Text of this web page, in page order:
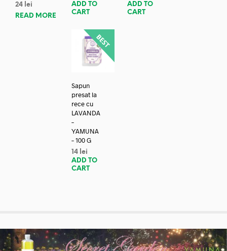
24 lei
READ MORE
ADD TO
CART
ADD TO
CART
Sapun
presat la
rece cu
LAVANDA
–
YAMUNA
– 100 G
14 lei
ADD TO
CART